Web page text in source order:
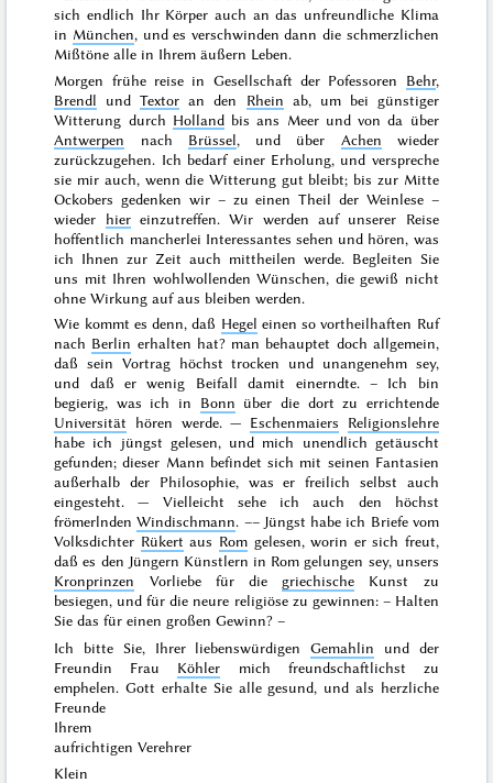
sich endlich Ihr Körper auch an das unfreundliche Klima
in München, und es verschwinden dann die schmerzlichen
Mißtöne alle in Ihrem äußern Leben.
Morgen frühe reise in Gesellschaft der Pofessoren Behr,
Brendl undTextor an den Rhein ab, um bei günstiger
Witterung durch Hollandbis ans Meer und von da über
Antwerpen nach Brüssel, und über Achen wieder
zurückzugehen. Ich bedarf einer Erholung, und verspreche
sie mir auch, wenn die Witterung gut bleibt; bis zur Mitte
Ockobers gedenken wir – zu einen Theil der Weinlese –
wieder hiereinzutreffen. Wir werden auf unserer Reise
hoffentlich mancherlei Interessantes sehen und hören, was
ich Ihnen zur Zeit auch mittheilen werde. Begleiten Sie
uns mit Ihren wohlwollenden Wünschen, die gewiß nicht
ohne Wirkung auf aus bleiben werden.
Wie kommt es denn, daß Hegel einen so vortheilhaften Ruf
nach Berlin erhalten hat? man behauptet doch allgemein,
daß sein Vortrag höchst trocken und unangenehm sey,
und daß er wenig Beifall damit einerndte. – Ich bin
begierig, was ich in Bonn über die dort zu errichtende
Universität hören werde. — Eschenmaiers
Religionslehre
habe ich jüngst gelesen, und mich unendlich getäuscht
gefunden; dieser Mann befindet sich mit seinen Fantasien
außerhalb der Philosophie, was er freilich selbst auch
eingesteht. — Vielleicht sehe ich auch den höchst
frömerlndenWindischmann. –– Jüngst habe ich Briefe vom
Volksdichter Rükert aus Romgelesen, worin er sich freut,
daß es den Jüngern Künstlern in Rom gelungen sey, unsers
Kronprinzen Vorliebe für diegriechische Kunst zu
besiegen, und für die neure religiöse zu gewinnen: – Halten
Sie das für einen großen Gewinn? –
Ich bitte Sie, Ihrer liebenswürdigenGemahlin und der
Freundin Frau Köhler mich freundschaftlichst zu
emphelen. Gott erhalte Sie alle gesund, und als herzliche
Freunde
Ihrem
aufrichtigen Verehrer
Klein